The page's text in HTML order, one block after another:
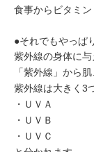
食事からビタミン
●それでもやっぱ
紫外線の身体に
「紫外線」から
紫外線は大きく3
・ＵＶＡ
・ＵＶＢ
・ＵＶＣ